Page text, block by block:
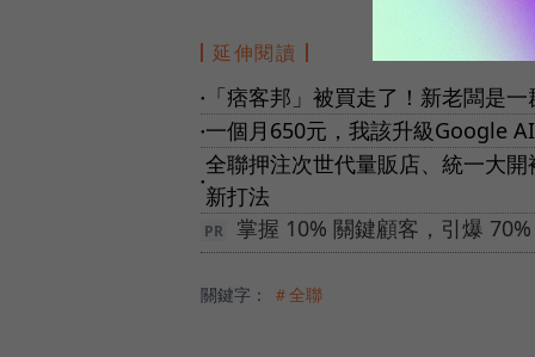
延伸閱讀
● 「痞客邦」被買走了！新老闆是
● 一個月650元，我該升級Google
●
全聯押注次世代量販店、統一大
新打法
掌握 10% 關鍵顧客，引爆
關鍵字： ＃全聯